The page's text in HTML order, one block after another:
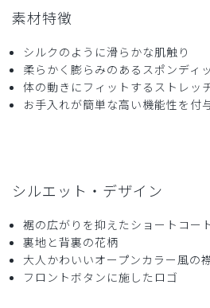
ぶたくま様
年齢: 40代 151-155cm 体重:
サイズ感小さめ
ストレッチ感 よく伸びる
裏地花柄なのもかわいい。
商品：S17ジェラート ピケ&クラ
ョートコート/ホワイト×ブルーフ
役に立った 0
素材特徴
シルクのように滑らかな肌触り
柔らかく膨らみのあるスポンディ
体の動きにフィットするストレッ
お手入れが簡単な高い機能性を付
シルエット・デザイン
裾の広がりを抑えたショートコー
裏地と背裏の花柄
大人かわいいオープンカラー風の
フロントボタンに施したロゴ